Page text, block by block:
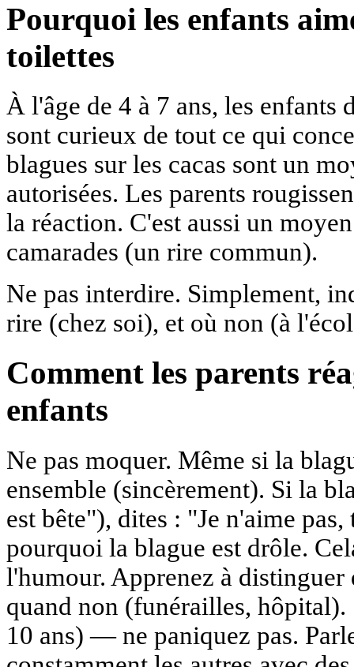
Pourquoi les enfants
toilettes
À l'âge de 4 à 7 ans, les enfants
sont curieux de tout ce qui
blagues sur les cacas sont un
autorisées. Les parents
la réaction. C'est aussi un
camarades (un rire commun).
Ne pas interdire. Simplement,
rire (chez soi), et où non (à
Comment les parents
enfants
Ne pas moquer. Même si la
ensemble (sincèrement). Si la
est bête"), dites : "Je n'aime
pourquoi la blague est drôle.
l'humour. Apprenez à
quand non (funérailles,
10 ans) — ne paniquez pas.